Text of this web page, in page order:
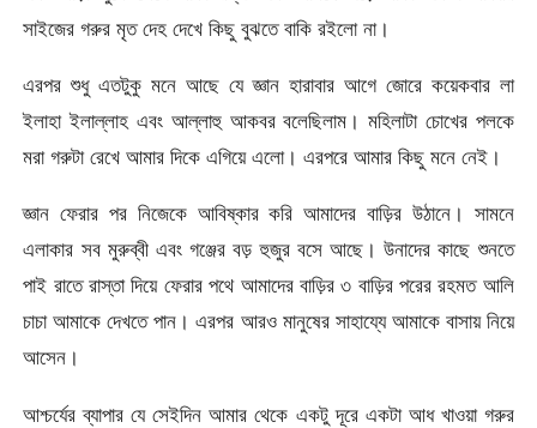
সাইজের গরুর মৃত দেহ দেখে কিছু বুঝতে বাকি রইলো না।
এরপর শুধু এতটুকু মনে আছে যে জ্ঞান হারাবার আগে জোরে কয়েকবার লা
ইলাহা ইলাল্লাহ এবং আল্লাহু আকবর বলেছিলাম। মহিলাটা চোখের পলকে
মরা গরুটা রেখে আমার দিকে এগিয়ে এলো। এরপরে আমার কিছু মনে নেই।
জ্ঞান ফেরার পর নিজেকে আবিষ্কার করি আমাদের বাড়ির উঠানে। সামনে
এলাকার সব মুরুব্বী এবং গঞ্জের বড় হুজুর বসে আছে। উনাদের কাছে শুনতে
পাই রাতে রাস্তা দিয়ে ফেরার পথে আমাদের বাড়ির ৩ বাড়ির পরের রহমত আলি
চাচা আমাকে দেখতে পান। এরপর আরও মানুষের সাহায্যে আমাকে বাসায় নিয়ে
আসেন।
আশ্চর্যের ব্যাপার যে সেইদিন আমার থেকে একটু দূরে একটা আধ খাওয়া গরুর